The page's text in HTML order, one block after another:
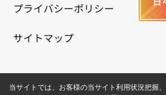
プライバシーポリシー
サイトマップ
当サイトでは、お客様の当サイト利用状況把握